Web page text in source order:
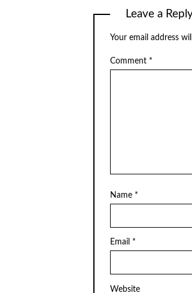
Leave a
Your email address
Comment *
Name *
Email *
Website